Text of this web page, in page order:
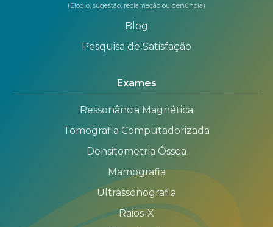
(Elogio, sugestão, reclamação ou denúncia)
Blog
Pesquisa de Satisfação
Exames
Ressonância Magnética
Tomografia Computadorizada
Densitometria Óssea
Mamografia
Ultrassonografia
Raios-X